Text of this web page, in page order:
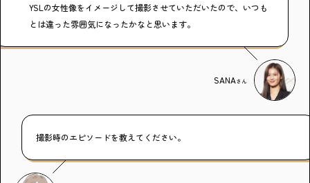
YSLの女性像をイメージして撮影させていただいたので、いつも
とは違った雰囲気になったかなと思います。
SANAさん
撮影時のエピソードを教えてください。